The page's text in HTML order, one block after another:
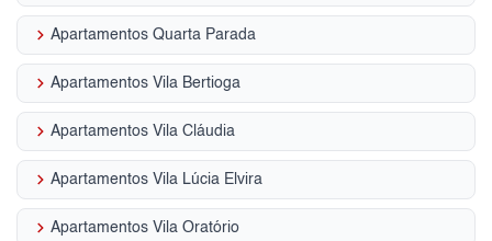
keyboard_arrow_right Apartamentos Quarta Parada
keyboard_arrow_right Apartamentos Vila Bertioga
keyboard_arrow_right Apartamentos Vila Cláudia
keyboard_arrow_right Apartamentos Vila Lúcia Elvira
keyboard_arrow_right Apartamentos Vila Oratório